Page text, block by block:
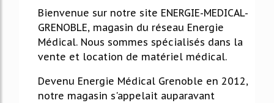
Bienvenue sur notre site ENERGIE-MEDICAL-
GRENOBLE, magasin du réseau Energie
Médical. Nous sommes spécialisés dans la
vente et location de matériel médical.
Devenu Energie Médical Grenoble en 2012,
notre magasin s'appelait auparavant